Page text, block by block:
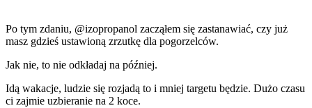
Po tym zdaniu, @izopropanol zacząłem się zastanawiać, czy już
masz gdzieś ustawioną zrzutkę dla pogorzelców.
Jak nie, to nie odkładaj na później.
Idą wakacje, ludzie się rozjadą to i mniej targetu będzie. Dużo czasu
ci zajmie uzbieranie na 2 koce.